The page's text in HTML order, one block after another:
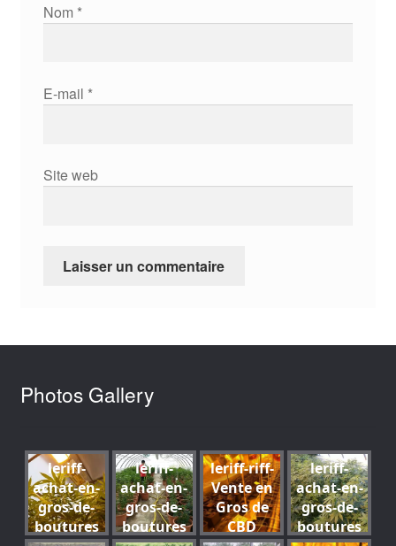
Nom *
E-mail *
Site web
Photos Gallery
leriff-
achat-en-
gros-de-
boutures
leriff-
achat-en-
gros-de-
boutures
leriff-riff-
Vente en
Gros de
CBD
leriff-
achat-en-
gros-de-
boutures